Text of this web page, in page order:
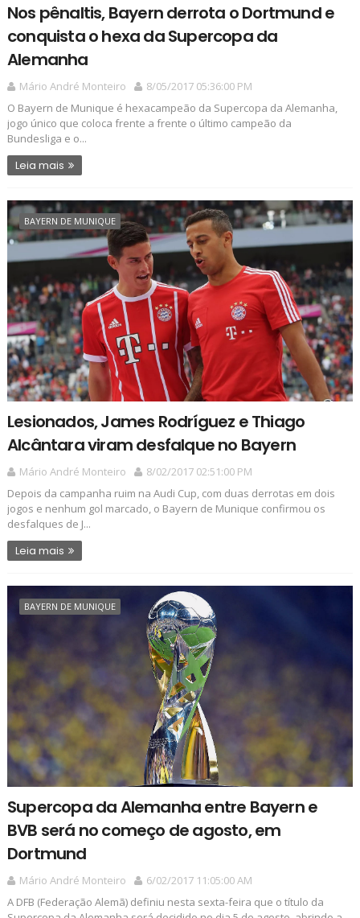
Nos pênaltis, Bayern derrota o Dortmund e
conquista o hexa da Supercopa da
Alemanha
Mário André Monteiro
8/05/2017 05:36:00 PM
O Bayern de Munique é hexacampeão da Supercopa da Alemanha,
jogo único que coloca frente a frente o último campeão da
Bundesliga e o...
Leia mais
BAYERN DE MUNIQUE
Lesionados, James Rodríguez e Thiago
Alcântara viram desfalque no Bayern
Mário André Monteiro
8/02/2017 02:51:00 PM
Depois da campanha ruim na Audi Cup, com duas derrotas em dois
jogos e nenhum gol marcado, o Bayern de Munique confirmou os
desfalques de J...
Leia mais
BAYERN DE MUNIQUE
Supercopa da Alemanha entre Bayern e
BVB será no começo de agosto, em
Dortmund
Mário André Monteiro
6/02/2017 11:05:00 AM
A DFB (Federação Alemã) definiu nesta sexta-feira que o título da